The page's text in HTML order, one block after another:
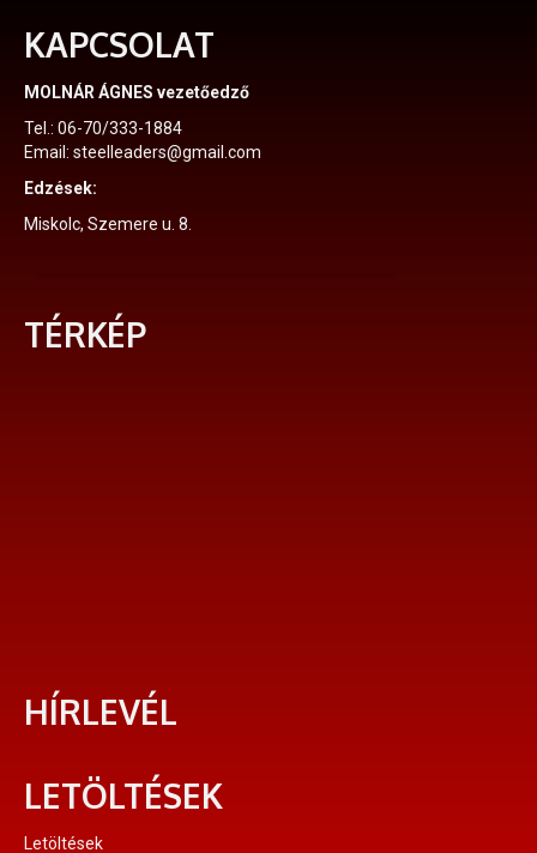
KAPCSOLAT
MOLNÁR ÁGNES vezetőedző
Tel.: 06-70/333-1884
Email: steelleaders@gmail.com
Edzések:
Miskolc, Szemere u. 8.
TÉRKÉP
HÍRLEVÉL
LETÖLTÉSEK
Letöltések